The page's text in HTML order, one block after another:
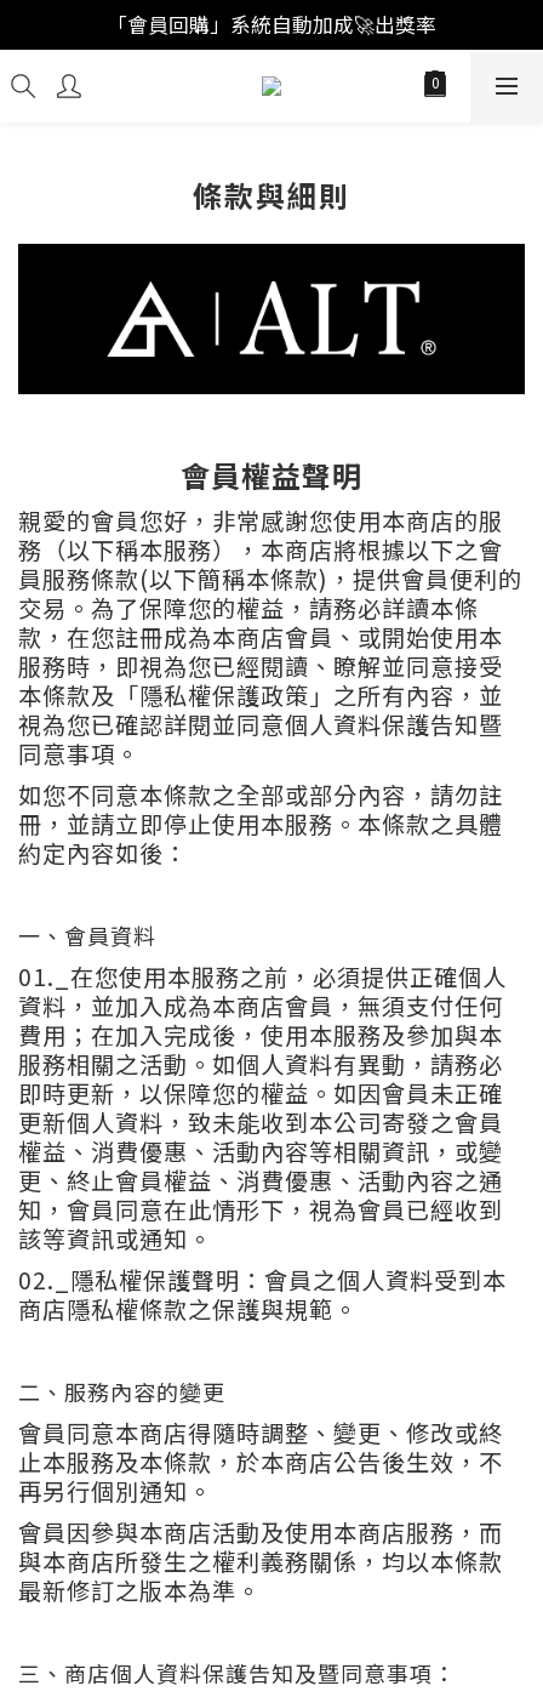
「註冊新會員」買福袋結帳直接"首購爆擊🥊"
「會員回購」系統自動加成🚀出獎率
「註冊新會員」買福袋結帳直接"首購爆擊🥊"
條款與細則
會員權益聲明
親愛的會員您好，非常感謝您使用本商店的服
務（以下稱本服務），本商店將根據以下之會
員服務條款(以下簡稱本條款)，提供會員便利的
交易。為了保障您的權益，請務必詳讀本條
款，在您註冊成為本商店會員、或開始使用本
服務時，即視為您已經閱讀、瞭解並同意接受
本條款及「隱私權保護政策」之所有內容，並
視為您已確認詳閱並同意個人資料保護告知暨
同意事項。
如您不同意本條款之全部或部分內容，請勿註
冊，並請立即停止使用本服務。本條款之具體
約定內容如後：
一、會員資料
01._ 在您使用本服務之前，必須提供正確個人
資料，並加入成為本商店會員，無須支付任何
費用；在加入完成後，使用本服務及參加與本
服務相關之活動。如個人資料有異動，請務必
即時更新，以保障您的權益。如因會員未正確
更新個人資料，致未能收到本公司寄發之會員
權益、消費優惠、活動內容等相關資訊，或變
更、終止會員權益、消費優惠、活動內容之通
知，會員同意在此情形下，視為會員已經收到
該等資訊或通知。
02._ 隱私權保護聲明：會員之個人資料受到本
商店隱私權條款之保護與規範。
二、服務內容的變更
會員同意本商店得隨時調整、變更、修改或終
止本服務及本條款，於本商店公告後生效，不
再另行個別通知。
會員因參與本商店活動及使用本商店服務，而
與本商店所發生之權利義務關係，均以本條款
最新修訂之版本為準。
三、商店個人資料保護告知及暨同意事項：